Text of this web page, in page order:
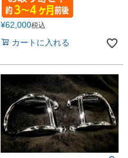
¥62,000税込
カートに入れる